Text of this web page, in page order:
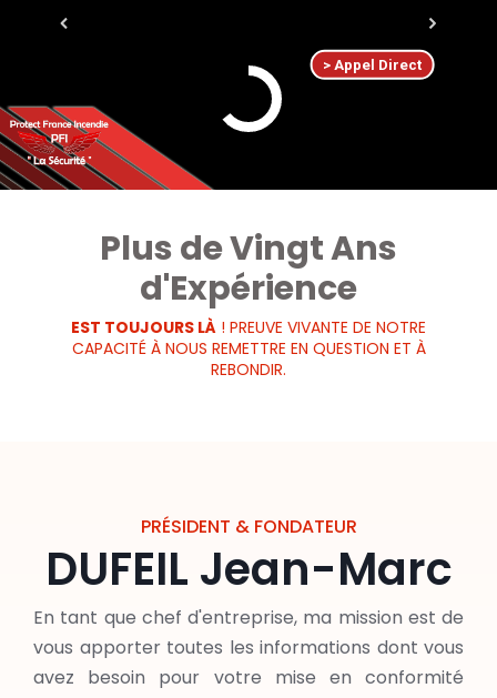
> Appel Direct
Plus de Vingt Ans
d'Expérience
EST TOUJOURS LÀ ! PREUVE VIVANTE DE NOTRE
CAPACITÉ À NOUS REMETTRE EN QUESTION ET À
REBONDIR.
PRÉSIDENT & FONDATEUR
DUFEIL Jean-Marc
En tant que chef d'entreprise, ma mission est de
vous apporter toutes les informations dont vous
avez besoin pour votre mise en conformité